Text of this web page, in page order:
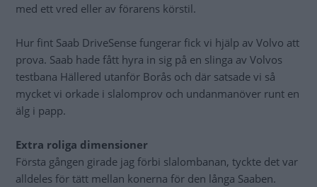
med ett vred eller av förarens körstil.
Hur fint Saab DriveSense fungerar fick vi hjälp av Volvo att
prova. Saab hade fått hyra in sig på en slinga av Volvos
testbana Hällered utanför Borås och där satsade vi så
mycket vi orkade i slalomprov och undanmanöver runt en
älg i papp.
Extra roliga dimensioner
Första gången girade jag förbi slalombanan, tyckte det var
alldeles för tätt mellan konerna för den långa Saaben.